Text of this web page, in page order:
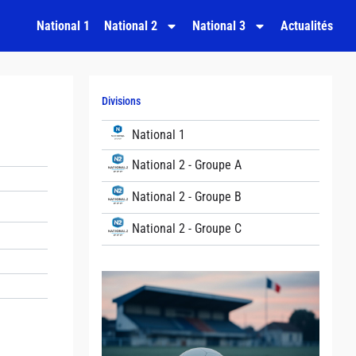
National 1 National 2 National 3 Actualités
Divisions
National 1
National 2 - Groupe A
National 2 - Groupe B
National 2 - Groupe C